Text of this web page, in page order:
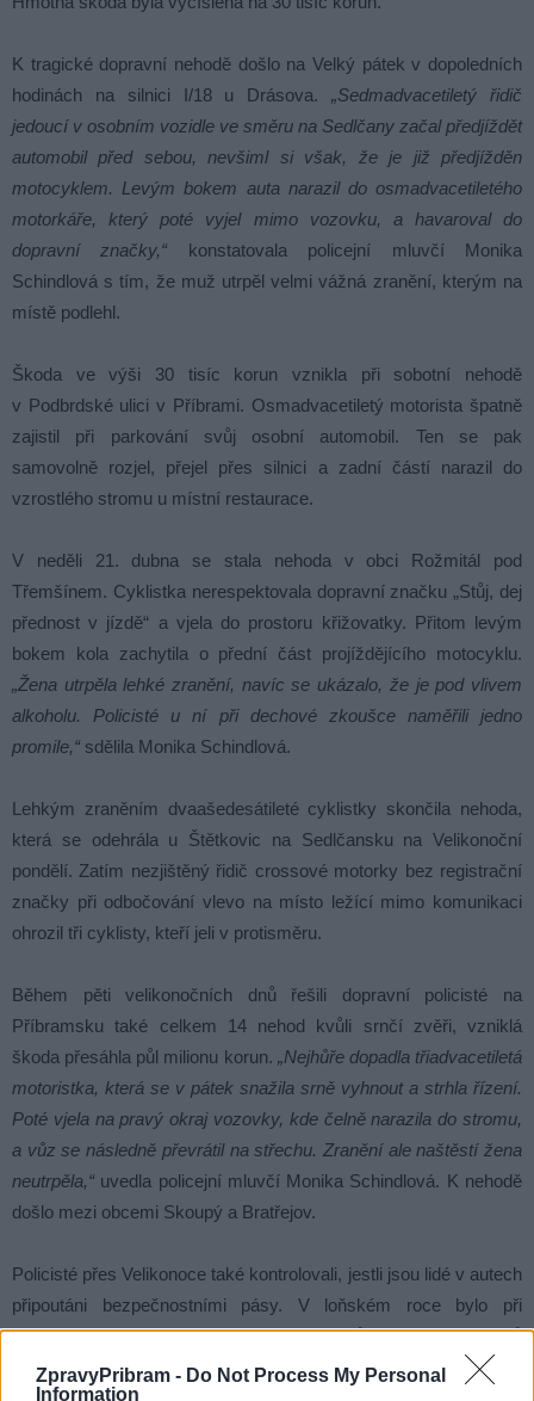
ZpravyPribram - Do Not Process My Personal
Information
K tragické dopravní nehodě došlo na Velký pátek v dopoledních
hodinách na silnici I/18 u Drásova.„Sedmadvacetiletý řidič
jedoucí v osobním vozidle ve směru na Sedlčany začal předjíždět
automobil před sebou, nevšiml si však, že je již předjížděn
motocyklem. Levým bokem auta narazil do osmadvacetiletého
motorkáře, který poté vyjel mimo vozovku, a havaroval do
dopravní značky,“ konstatovala policejní mluvčí Monika
Schindlová s tím, že muž utrpěl velmi vážná zranění, kterým na
místě podlehl.
Škoda ve výši 30 tisíc korun vznikla při sobotní nehodě
v Podbrdské ulici v Příbrami. Osmadvacetiletý motorista špatně
zajistil při parkování svůj osobní automobil. Ten se pak
samovolně rozjel, přejel přes silnici a zadní částí narazil do
vzrostlého stromu u místní restaurace.
V neděli 21. dubna se stala nehoda v obci Rožmitál pod
Třemšínem. Cyklistka nerespektovala dopravní značku „Stůj, dej
přednost v jízdě“ a vjela do prostoru křižovatky. Přitom levým
bokem kola zachytila o přední část projíždějícího motocyklu.
„Žena utrpěla lehké zranění, navíc se ukázalo, že je pod vlivem
alkoholu. Policisté u ní při dechové zkoušce naměřili jedno
promile,“ sdělila Monika Schindlová.
Lehkým zraněním dvaašedesátileté cyklistky skončila nehoda,
která se odehrála u Štětkovic na Sedlčansku na Velikonoční
pondělí. Zatím nezjištěný řidič crossové motorky bez registrační
značky při odbočování vlevo na místo ležící mimo komunikaci
ohrozil tři cyklisty, kteří jeli v protisměru.
Během pěti velikonočních dnů řešili dopravní policisté na
Příbramsku také celkem 14 nehod kvůli srnčí zvěři, vzniklá
škoda přesáhla půl milionu korun. „Nejhůře dopadla třiadvacetiletá
motoristka, která se v pátek snažila srně vyhnout a strhla řízení.
Poté vjela na pravý okraj vozovky, kde čelně narazila do stromu,
a vůz se následně převrátil na střechu. Zranění ale naštěstí žena
neutrpěla,“ uvedla policejní mluvčí Monika Schindlová. K nehodě
došlo mezi obcemi Skoupý a Bratřejov.
Policisté přes Velikonoce také kontrolovali, jestli jsou lidé v autech
připoutáni bezpečnostními pásy. V loňském roce bylo při
smrtelných dopravních nehodách 28 % řidičů a 21 % spolujezdců
nepřipoutáno. Hlídky se zaměřily zejména na úseky s velkou